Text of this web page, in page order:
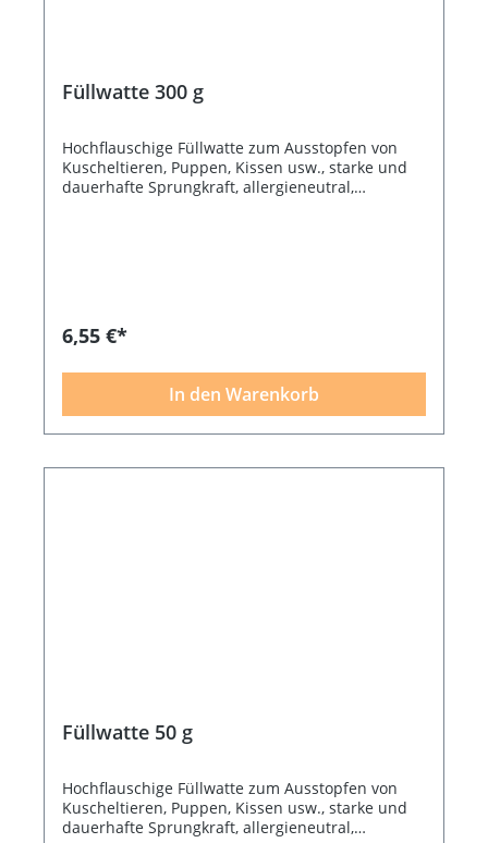
Füllwatte 300 g
Hochflauschige Füllwatte zum Ausstopfen von
Kuscheltieren, Puppen, Kissen usw., starke und
dauerhafte Sprungkraft, allergieneutral,
6,55 €*
In den Warenkorb
Füllwatte 50 g
Hochflauschige Füllwatte zum Ausstopfen von
Kuscheltieren, Puppen, Kissen usw., starke und
dauerhafte Sprungkraft, allergieneutral,